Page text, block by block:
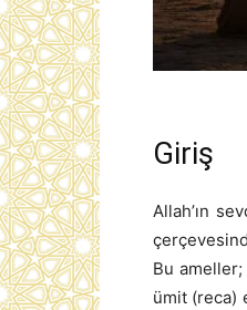
Giriş
Allah’ın
Bu
ümit (reca)